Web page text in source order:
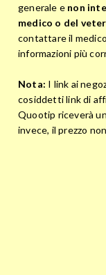
generale e non
medico o del
contattare il
informazioni più
Nota: I link ai
cosiddetti link di
Quootip riceverà
invece, il prezzo